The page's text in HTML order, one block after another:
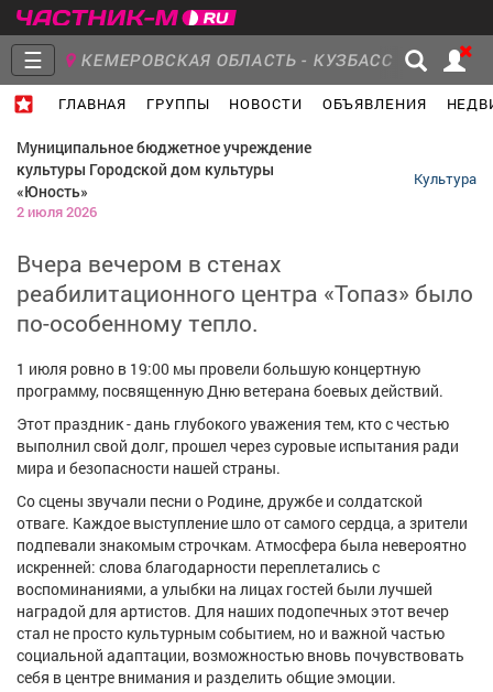
☰ КЕМЕРОВСКАЯ ОБЛАСТЬ - КУЗБАСС
ГЛАВНАЯ ГРУППЫ НОВОСТИ ОБЪЯВЛЕНИЯ
Объявления Недвижимость
Транспорт Компании
Афиша Обучение Проекты
Товары Поздравления Погода
Муниципальное бюджетное учреждение
культуры Городской дом культуры
«Юность»
2 июля 2026
Культура
Вчера вечером в стенах
реабилитационного центра «Топаз» было
по-особенному тепло.
1 июля ровно в 19:00 мы провели большую концертную
программу, посвященную Дню ветерана боевых действий.
Этот праздник - дань глубокого уважения тем, кто с честью
выполнил свой долг, прошел через суровые испытания ради
мира и безопасности нашей страны.
Со сцены звучали песни о Родине, дружбе и солдатской
отваге. Каждое выступление шло от самого сердца, а зрители
подпевали знакомым строчкам. Атмосфера была невероятно
искренней: слова благодарности переплетались с
воспоминаниями, а улыбки на лицах гостей были лучшей
наградой для артистов. Для наших подопечных этот вечер
стал не просто культурным событием, но и важной частью
социальной адаптации, возможностью вновь почувствовать
себя в центре внимания и разделить общие эмоции.